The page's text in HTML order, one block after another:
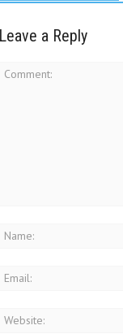
Leave a Reply